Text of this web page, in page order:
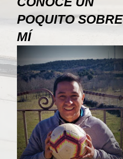
POQUITO SOBRE
MÍ